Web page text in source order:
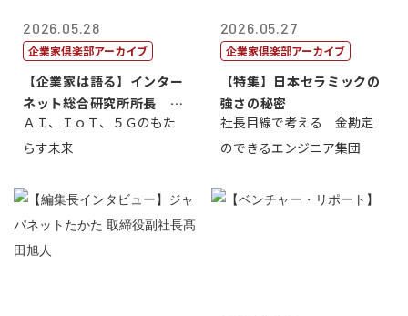
2026.05.28
企業家倶楽部アーカイブ
【企業家は語る】インター
ネット総合研究所所長 ブ
ロードバンド...
ＡＩ、ＩｏＴ、５Ｇのもた
らす未来
2026.05.27
企業家倶楽部アーカイブ
【特集】日本セラミックの
強さの秘密
社長目線で考える 金勘定
のできるエンジニア集団